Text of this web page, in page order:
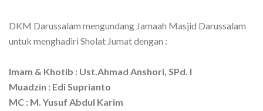
DKM Darussalam mengundang Jamaah Masjid Darussalam
untuk menghadiri Sholat Jumat dengan :
Imam & Khotib : Ust.Ahmad Anshori, SPd. I
Muadzin : Edi Suprianto
MC : M. Yusuf Abdul Karim